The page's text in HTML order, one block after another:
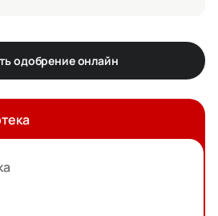
одобрение онлайн